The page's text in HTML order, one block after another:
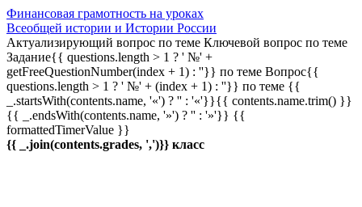
Финансовая грамотность на уроках
Всеобщей истории и Истории России
Актуализирующий вопрос по теме Ключевой вопрос по теме
Задание{{ questions.length > 1 ? ' №' +
getFreeQuestionNumber(index + 1) : ''}} по теме Вопрос{{
questions.length > 1 ? ' №' + (index + 1) : ''}} по теме {{
_.startsWith(contents.name, '«') ? '' : '«'}}{{ contents.name.trim() }}
{{ _.endsWith(contents.name, '»') ? '' : '»'}} {{
formattedTimerValue }}
{{ _.join(contents.grades, ',')}} класс